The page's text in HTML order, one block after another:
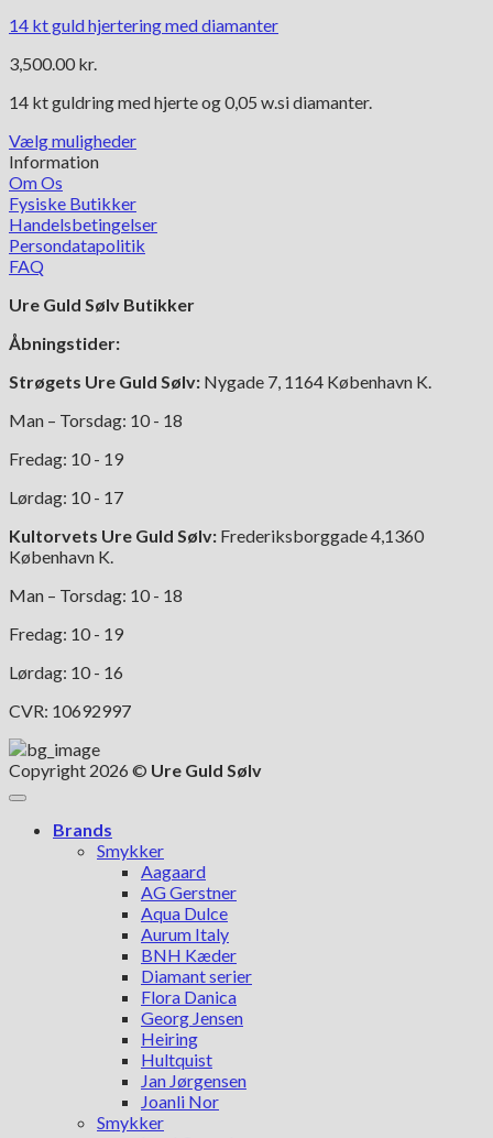
14 kt guld hjertering med diamanter
3,500.00 kr.
14 kt guldring med hjerte og 0,05 w.si diamanter.
Vælg muligheder
Dette
vare
har
flere
varianter.
Mulighederne
vælges
varesiden
Information
Om Os
Fysiske Butikker
Handelsbetingelser
Persondatapolitik
FAQ
Ure Guld Sølv Butikker
Åbningstider:
Strøgets Ure Guld Sølv: Nygade 7, 1164 København K.
Man – Torsdag: 10 - 18
Fredag: 10 - 19
Lørdag: 10 - 17
Kultorvets Ure Guld Sølv: Frederiksborggade 4,1360
København K.
Man – Torsdag: 10 - 18
Fredag: 10 - 19
Lørdag: 10 - 16
CVR: 10692997
Copyright 2026 © Ure Guld Sølv
Brands
Smykker
Aagaard
AG Gerstner
Aqua Dulce
Aurum Italy
BNH Kæder
Diamant serier
Flora Danica
Georg Jensen
Heiring
Hultquist
Jan Jørgensen
Joanli Nor
Smykker